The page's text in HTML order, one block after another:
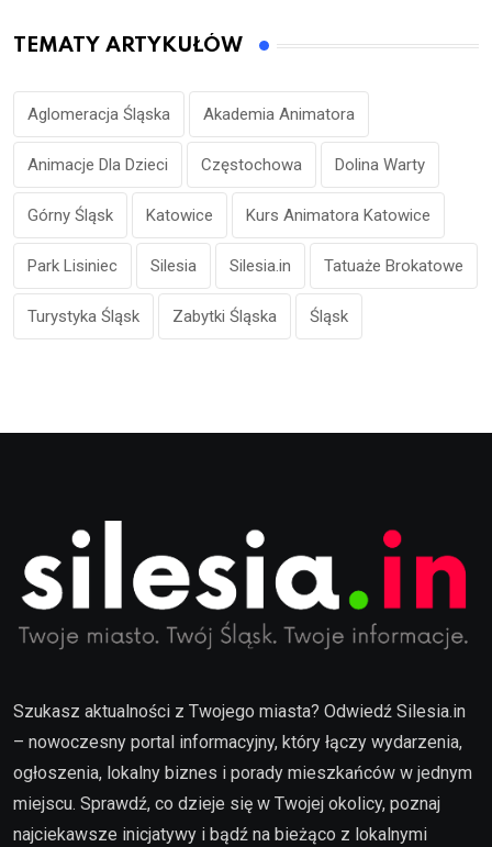
TEMATY ARTYKUŁÓW
Aglomeracja Śląska Akademia Animatora
Animacje Dla Dzieci Częstochowa Dolina Warty
Górny Śląsk Katowice Kurs Animatora Katowice
Park Lisiniec Silesia Silesia.in Tatuaże Brokatowe
Turystyka Śląsk Zabytki Śląska Śląsk
Szukasz aktualności z Twojego miasta? Odwiedź Silesia.in
– nowoczesny portal informacyjny, który łączy wydarzenia,
ogłoszenia, lokalny biznes i porady mieszkańców w jednym
miejscu. Sprawdź, co dzieje się w Twojej okolicy, poznaj
najciekawsze inicjatywy i bądź na bieżąco z lokalnymi